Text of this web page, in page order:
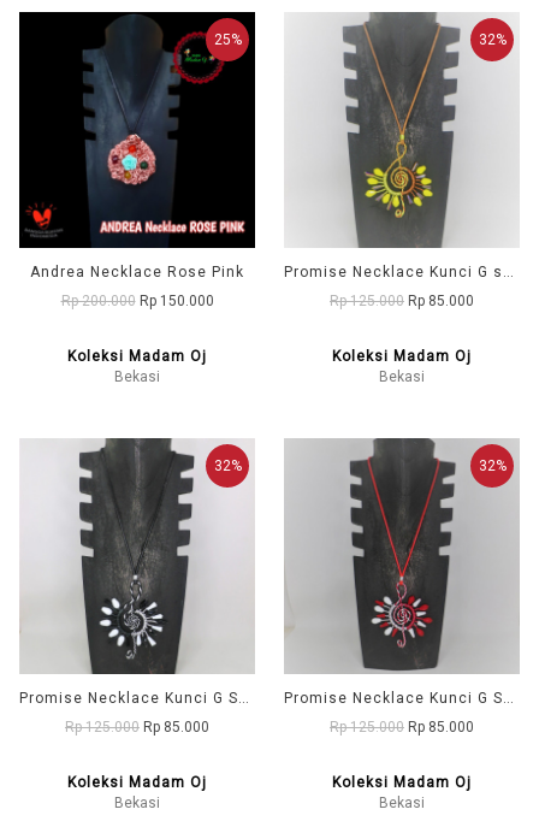
25%
Andrea Necklace Rose Pink
Rp 200.000 Rp 150.000
Koleksi Madam Oj
Bekasi
32%
Promise Necklace Kunci G spike Coklat Kuning
Rp 125.000 Rp 85.000
Koleksi Madam Oj
Bekasi
32%
Promise Necklace Kunci G Spike Hitam Putih
Rp 125.000 Rp 85.000
Koleksi Madam Oj
Bekasi
32%
Promise Necklace Kunci G Spike Merah Putih
Rp 125.000 Rp 85.000
Koleksi Madam Oj
Bekasi